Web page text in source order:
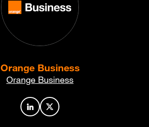
Orange Business
Orange Business
Profil de l’auteur sur LinkedIn
Profil de l’auteur sur X